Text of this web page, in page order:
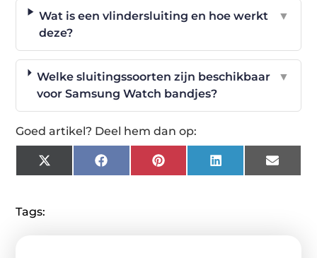
Wat is een vlindersluiting en hoe werkt
deze?
▼
Welke sluitingssoorten zijn beschikbaar
voor Samsung Watch bandjes?
▼
Goed artikel? Deel hem dan op:
X
(Twitter)
FacebookPinterestLinkedIn Email
Tags: